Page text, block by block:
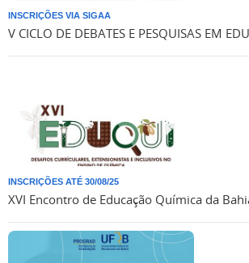
INSCRIÇÕES VIA SIGAA
V CICLO DE DEBATES E PESQUISAS EM
INSCRIÇÕES ATÉ 30/08/25
XVI Encontro de Educação Química da